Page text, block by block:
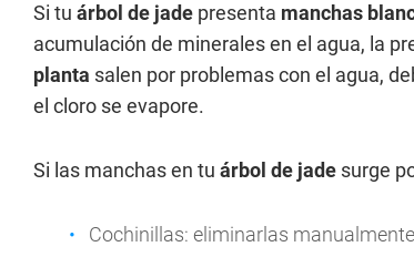
Si tu árbol de jade presenta manchas
acumulación de minerales en el agua, la
planta salen por problemas con el agua,
el cloro se evapore.
Si las manchas en tu árbol de jade surge
Cochinillas: eliminarlas